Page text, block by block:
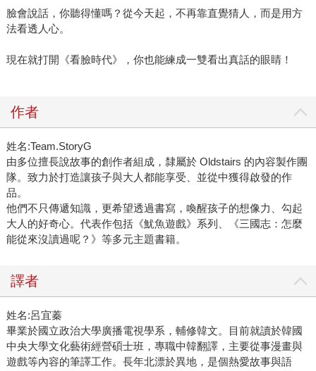
臉會說話，你聽得懂嗎？從今天起，不再靠直覺猜人，而是用方
法看透人心。
現在就打開《看臉時代》，你也能練成一雙看出真話的眼睛！
作者
姓名:Team.StoryG
由多位擅長說故事的創作者組成，隸屬於 Oldstairs 的內容製作團
隊。致力於打造讓孩子與大人都能享受、並從中獲得啟發的作
品。
他們不只傳遞知識，更希望透過書寫，喚醒孩子的想像力、勾起
大人的好奇心。代表作包括《魷魚遊戲》系列、《三國志：怎麼
能從來沒讀過呢？》等多元主題書籍。
譯者
姓名:呂宜蓁
畢業於國立政治大學廣播電視學系，輔修韓文。目前就讀於韓國
中央大學文化藝術經營碩士班，專職中韓翻譯，主要從事漫畫與
遊戲等內容的筆譯工作。長年北漂於異地，是個熱愛故事與語